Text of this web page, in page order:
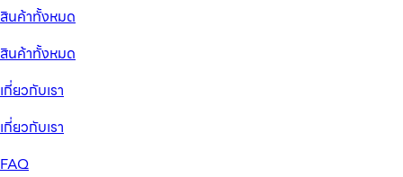
สินค้าทั้งหมด
สินค้าทั้งหมด
เกี่ยวกับเรา
เกี่ยวกับเรา
FAQ